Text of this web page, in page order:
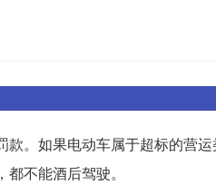
。如果电动车属于超标的营
不能酒后驾驶。